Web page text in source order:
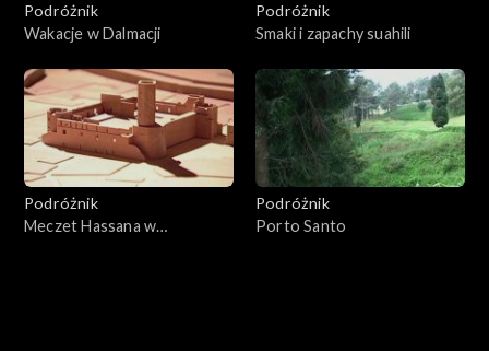
Podróżnik
Wakacje w Dalmacji
Podróżnik
Smaki i zapachy suahili
Podróżnik
Meczet Hassana w
Podróżnik
Porto Santo